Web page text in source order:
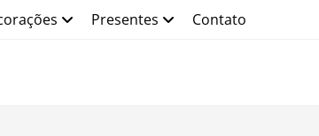
Presentes Contato